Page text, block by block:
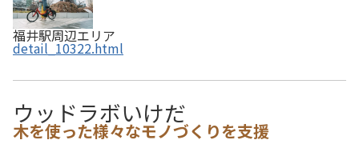
福井駅周辺エリア
detail_10322.html
ウッドラボいけだ
木を使った様々なモノづくりを支援